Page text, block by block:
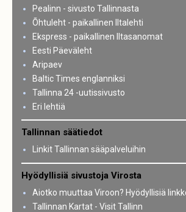
Pealinn - sivusto Tallinnasta
Õhtuleht - paikallinen Iltalehti
Ekspress - paikallinen Iltasanomat
Eesti Päeväleht
Aripaev
Baltic Times englanniksi
Tallinna 24 -uutissivusto
Eri lehtiä
Tallinnan säätiedot
Linkit Tallinnan sääpalveluihin
Hyödyllisiä sivustoja Virosta
Aiotko muuttaa Viroon? Hyödyllisiä
Tallinnan Kartat - Visit Tallinn